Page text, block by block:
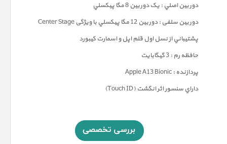
دوربين اصلي : يک دوربين 8 مگا پيکسلي
دوربين سلفی : دوربين 12 مگا پيکسلي با ویژگی Center Stage
پشتيباني از نسل اول قلم اپل و اسمارت کيبورد
حافظه رم : 3 گيگابايت
پردازنده : Apple A13 Bionic
داراي سنسور اثر انگشت (Touch ID)